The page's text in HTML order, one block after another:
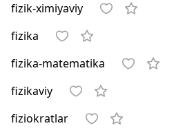
fizik-ximiyaviy
fizika
fizika-matematika
fizikaviy
fiziokratlar